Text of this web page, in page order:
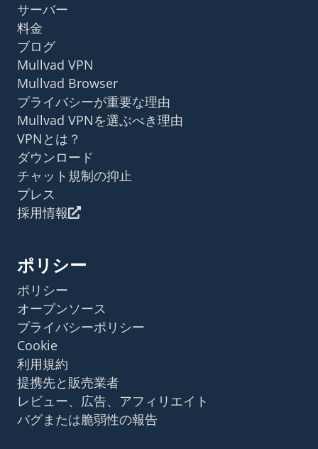
サーバー
料金
ブログ
Mullvad VPN
Mullvad Browser
プライバシーが重要な理由
Mullvad VPNを選ぶべき理由
VPNとは？
ダウンロード
チャット規制の抑止
プレス
採用情報
ポリシー
ポリシー
オープンソース
プライバシーポリシー
Cookie
利用規約
提携先と販売業者
レビュー、広告、アフィリエイト
バグまたは脆弱性の報告